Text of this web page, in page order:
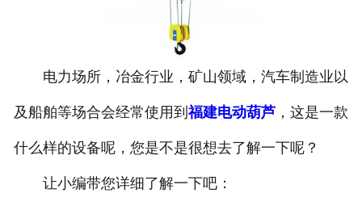
-
- 福建壁行式悬臂吊
- 福建定柱式悬臂吊
电力场所，冶金行业，矿山领域，汽车制造业以
及船舶等场合会经常使用到 福建电动葫芦，这是一款
什么样的设备呢，您是不是很想去了解一下呢？
​让小编带您详细了解一下吧：